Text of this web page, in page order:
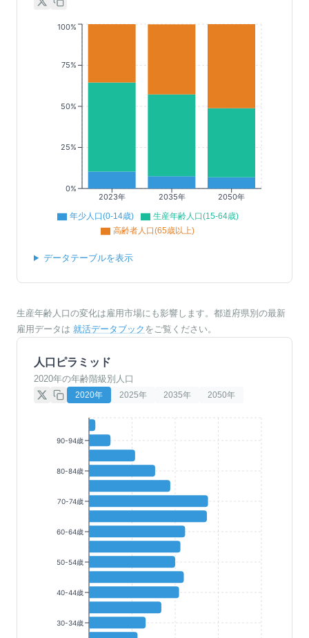
2023年 2035年 2050年
0%
25%
50%
75%
100%
年少人口(0-14歳)
生産年齢人口(15-64歳)
高齢者人口(65歳以上)
データテーブルを表示
生産年齢人口の変化は雇用市場にも影響します。都道府県別の最新
雇用データは 就活データブック をご覧ください。
人口ピラミッド
2020年の年齢階級別人口
2020年 2025年 2035年 2050年
90-94歳
80-84歳
70-74歳
60-64歳
50-54歳
40-44歳
30-34歳